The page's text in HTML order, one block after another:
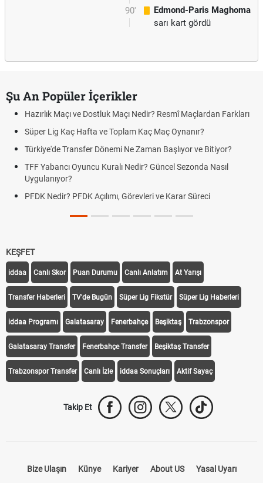
90'
Edmond-Paris Maghoma
sarı kart gördü
Şu An Popüler İçerikler
Hazırlık Maçı ve Dostluk Maçı Nedir? Resmî Maçlardan Farkları
Süper Lig Kaç Hafta ve Toplam Kaç Maç Oynanır?
Türkiye'de Transfer Dönemi Ne Zaman Başlıyor ve Bitiyor?
TFF Yabancı Oyuncu Kuralı Nedir? Güncel Sezonda Nasıl
Uygulanıyor?
PFDK Nedir? PFDK Açılımı, Görevleri ve Karar Süreci
KEŞFET
iddaa Canlı Skor Puan Durumu Canlı Anlatım At Yarışı
Transfer Haberleri TV'de Bugün Süper Lig Fikstür Süper Lig Haberleri
iddaa Programı Galatasaray Fenerbahçe Beşiktaş Trabzonspor
Galatasaray Transfer Fenerbahçe Transfer Beşiktaş Transfer
Trabzonspor Transfer Canlı İzle iddaa Sonuçları Aktif Sayaç